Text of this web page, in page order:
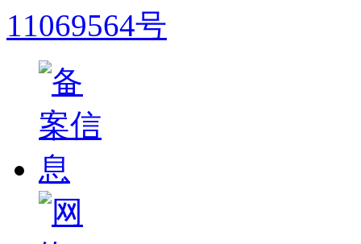
11069564号